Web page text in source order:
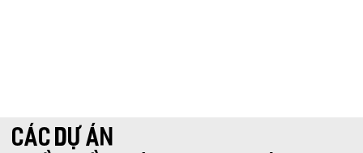
CÁC DỰ ÁN